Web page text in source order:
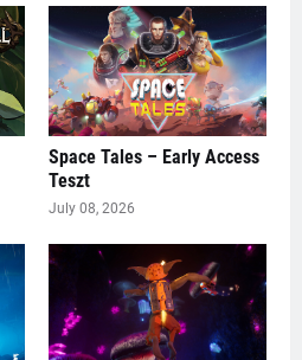
Space Tales – Early Access
Teszt
July 08, 2026